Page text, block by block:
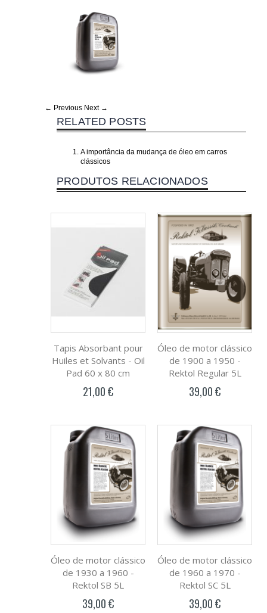
← Previous Next →
RELATED POSTS
A importância da mudança de óleo em carros
clássicos
PRODUTOS RELACIONADOS
Tapis Absorbant pour
Huiles et Solvants - Oil
Pad 60 x 80 cm
21,00 €
Óleo de motor clássico
de 1900 a 1950 -
Rektol Regular 5L
39,00 €
Óleo de motor clássico
de 1930 a 1960 -
Rektol SB 5L
39,00 €
Óleo de motor clássico
de 1960 a 1970 -
Rektol SC 5L
39,00 €